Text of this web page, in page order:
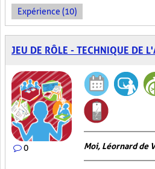
Expérience (10)
JEU DE RÔLE - TECHNIQUE DE
0 Moi, Léornard de